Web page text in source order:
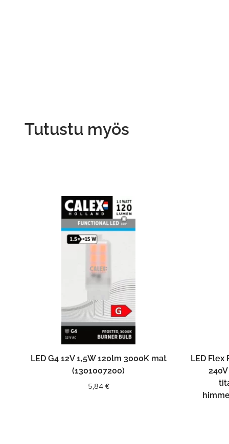
Tutustu myös
LISÄÄ OSTOSKORIIN
LED G4 12V 1,5W 120lm 3000K mat
(1301007200)
5,84 €
LED